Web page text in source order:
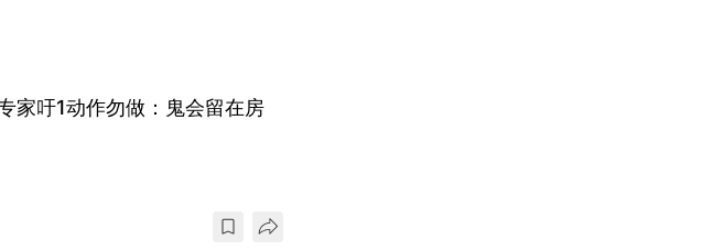
家吁1动作勿做：鬼会留在房